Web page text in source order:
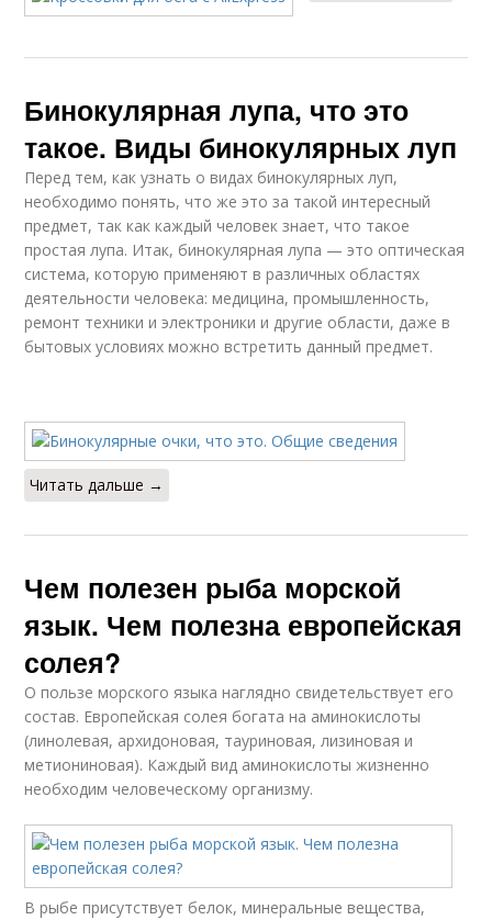
Бинокулярная лупа, что это
такое. Виды бинокулярных луп
Перед тем, как узнать о видах бинокулярных луп,
необходимо понять, что же это за такой интересный
предмет, так как каждый человек знает, что такое
простая лупа. Итак, бинокулярная лупа — это оптическая
система, которую применяют в различных областях
деятельности человека: медицина, промышленность,
ремонт техники и электроники и другие области, даже в
бытовых условиях можно встретить данный предмет.
Читать дальше →
Чем полезен рыба морской
язык. Чем полезна европейская
солея?
О пользе морского языка наглядно свидетельствует его
состав. Европейская солея богата на аминокислоты
(линолевая, архидоновая, тауриновая, лизиновая и
метиониновая). Каждый вид аминокислоты жизненно
необходим человеческому организму.
В рыбе присутствует белок, минеральные вещества,